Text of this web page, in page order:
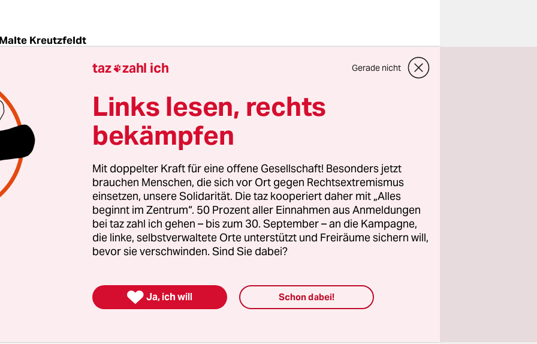
Malte Kreutzfeldt
in Deutschland 160.000 neue Jobs schaffen. Das
eine
Studie
des Münchener Ifo-Instituts im
Bertelsmann-Stiftung, die am Freitag veröffentlicht wurde.
demnach vor allem die Elektro- und
in Bayern, Baden-Württemberg und Nordrhein-
die das geplante Abkommen
scharfe Kritik an der Studie. „Was Bertelsmann da
PowerShift der taz. „Auf die rituellen Wachstums- und
taz zahl ich Gerade nicht
Links lesen, rechts
bekämpfen
Mit doppelter Kraft für eine offene Gesellschaft! Besonders jetzt
brauchen Menschen, die sich vor Ort gegen Rechtsextremismus
einsetzen, unsere Solidarität. Die taz kooperiert daher mit „Alles
beginnt im Zentrum“. 50 Prozent aller Einnahmen aus Anmeldungen
bei taz zahl ich gehen – bis zum 30. September – an die Kampagne,
die linke, selbstverwaltete Orte unterstützt und Freiräume sichern will,
bevor sie verschwinden. Sind Sie dabei?
 Ja, ich will Schon dabei!